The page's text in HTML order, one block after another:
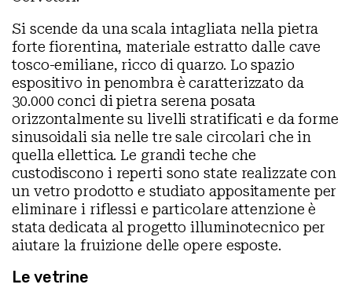
Si scende da una scala intagliata nella pietra
forte fiorentina, materiale estratto dalle cave
tosco-emiliane, ricco di quarzo. Lo spazio
espositivo in penombra è caratterizzato da
30.000 conci di pietra serena posata
orizzontalmente su livelli stratificati e da forme
sinusoidali sia nelle tre sale circolari che in
quella ellettica. Le grandi teche che
custodiscono i reperti sono state realizzate con
un vetro prodotto e studiato appositamente per
eliminare i riflessi e particolare attenzione è
stata dedicata al progetto illuminotecnico per
aiutare la fruizione delle opere esposte.
Le vetrine